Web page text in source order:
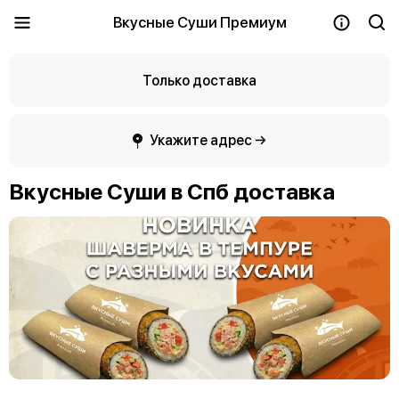
Вкусные Суши Премиум
Только доставка
Укажите адрес →
Вкусные Суши в Спб доставка